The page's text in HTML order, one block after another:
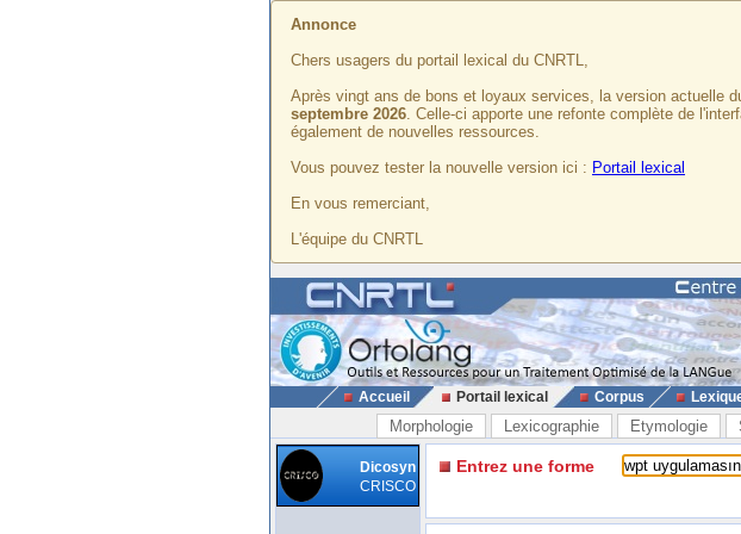
Annonce
Chers usagers du portail lexical du CNRTL,
Après vingt ans de bons et loyaux services, la version actuelle
septembre 2026. Celle-ci apporte une refonte complète de
également de nouvelles ressources.
Vous pouvez tester la nouvelle version ici : Portail lexical
En vous remerciant,
L'équipe du CNRTL
Accueil Portail lexical Corpus
Morphologie Lexicographie Etymologie
Dicosyn
CRISCO
Entrez une forme